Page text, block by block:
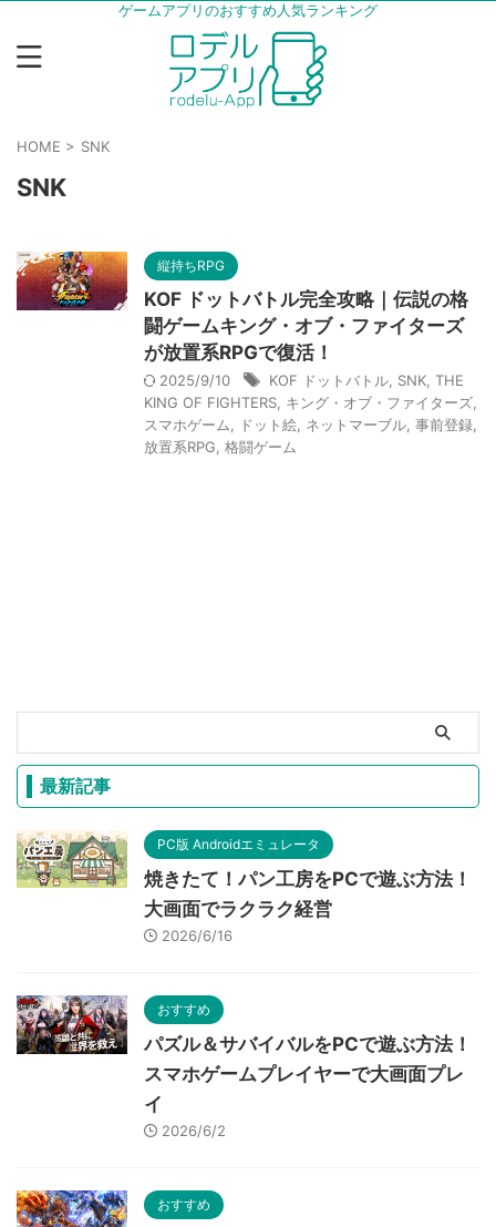
ゲームアプリのおすすめ人気ランキング
HOME > SNK
SNK
縦持ちRPG
KOF ドットバトル完全攻略｜伝説の格
闘ゲームキング・オブ・ファイターズ
が放置系RPGで復活！
2025/9/10 KOF ドットバトル SNK THE
KING OF FIGHTERS キング・オブ・ファイターズ
スマホゲーム
ドット絵 ネットマーブル 事前登録
放置系RPG 格闘ゲーム
最新記事
PC版 Androidエミュレータ
焼きたて！パン工房をPCで遊ぶ方法！
大画面でラクラク経営
2026/6/16
おすすめ
パズル＆サバイバルをPCで遊ぶ方法！
スマホゲームプレイヤーで大画面プレ
イ
2026/6/2
おすすめ